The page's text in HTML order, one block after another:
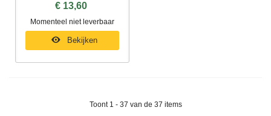
€ 13,60
Momenteel niet leverbaar
Bekijken
Toont 1 - 37 van de 37 items